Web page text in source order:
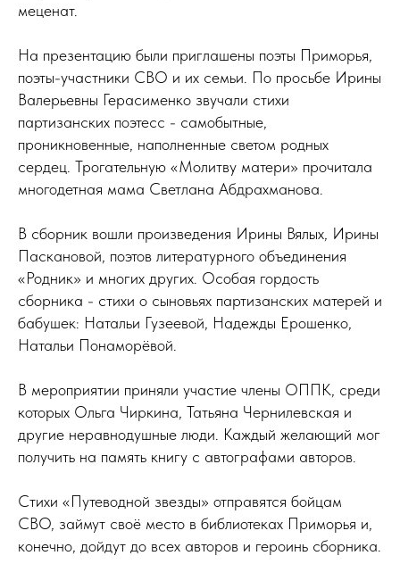
меценат.
На презентацию были приглашены поэты Приморья,
поэты-участники СВО и их семьи. По просьбе Ирины
Валерьевны Герасименко звучали стихи
партизанских поэтесс - самобытные,
проникновенные, наполненные светом родных
сердец. Трогательную «Молитву матери» прочитала
многодетная мама Светлана Абдрахманова.
В сборник вошли произведения Ирины Вялых, Ирины
Паскановой, поэтов литературного объединения
«Родник» и многих других. Особая гордость
сборника - стихи о сыновьях партизанских матерей и
бабушек: Натальи Гузеевой, Надежды Ерошенко,
Натальи Понаморёвой.
В мероприятии приняли участие члены ОППК, среди
которых Ольга Чиркина, Татьяна Чернилевская и
другие неравнодушные люди. Каждый желающий мог
получить на память книгу с автографами авторов.
Стихи «Путеводной звезды» отправятся бойцам
СВО, займут своё место в библиотеках Приморья и,
конечно, дойдут до всех авторов и героинь сборника.